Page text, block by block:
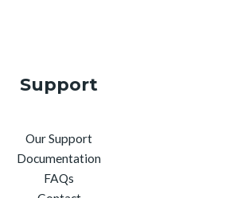
Support
Our Support
Documentation
FAQs